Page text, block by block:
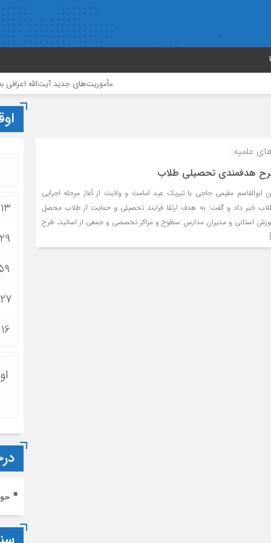
مأموریت‌های جدید آیت‌الله اعرافی به مدیران
علمیه:
طرح هدفمندی تحصیلی طلاب
ابوالقاسم مقیمی حاجی با تبریک عید امامت و ولایت از آغاز مرحله اجرایی
خبر داد و گفت: به هدف ارتقا فرابند تحصیلی و حمایت از طلاب محصل
استانی و مدیران مدارس سطوح و مراکز تخصصی و جمعی از اساتید، طرح